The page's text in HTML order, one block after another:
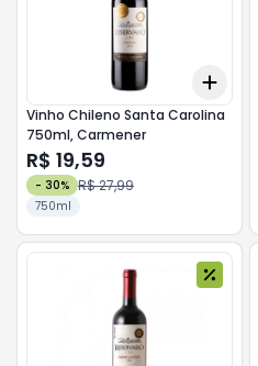
Add
Vinho Chileno Santa Carolina
750ml, Carmener
R$ 19,59
- 30% R$ 27,99
750ml